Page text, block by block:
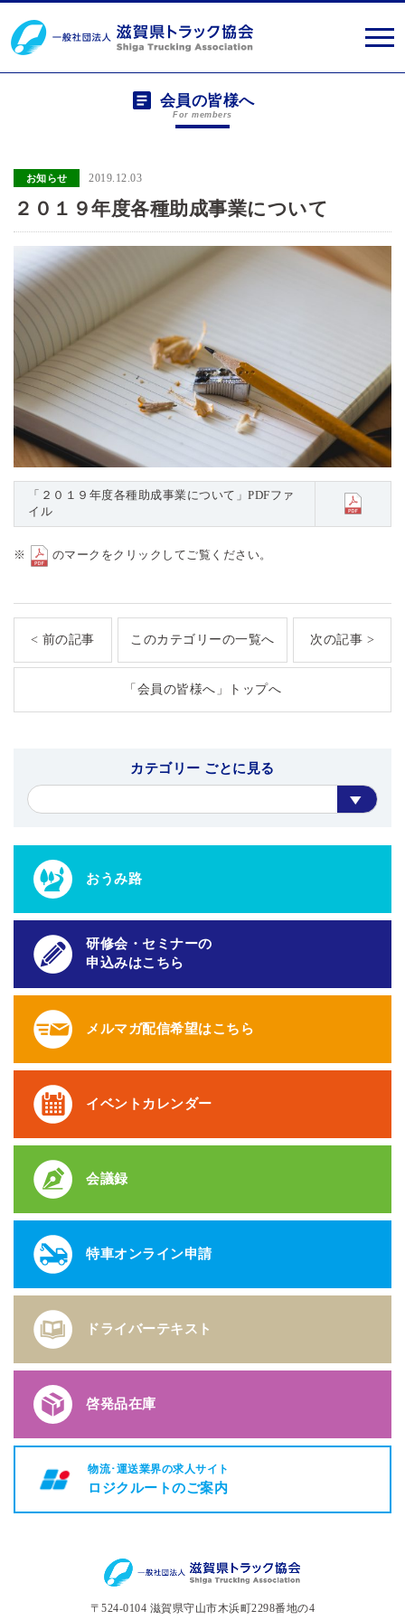
会員の皆様へ
For members
お知らせ 2019.12.03
２０１９年度各種助成事業について
「２０１９年度各種助成事業について」PDFファ
イル
※ のマークをクリックしてご覧ください。
< 前の記事 このカテゴリーの一覧へ 次の記事 >
「会員の皆様へ」トップへ
カテゴリー ごとに見る
おうみ路
研修会・セミナーの
申込みはこちら
メルマガ配信希望はこちら
イベントカレンダー
会議録
特車オンライン申請
ドライバーテキスト
啓発品在庫
物流･運送業界の求人サイト
ロジクルートのご案内
〒524-0104 滋賀県守山市木浜町2298番地の4